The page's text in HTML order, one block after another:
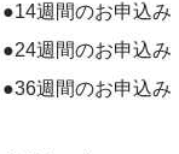
●14週間のお申込み
●24週間のお申込み
●36週間のお申込み